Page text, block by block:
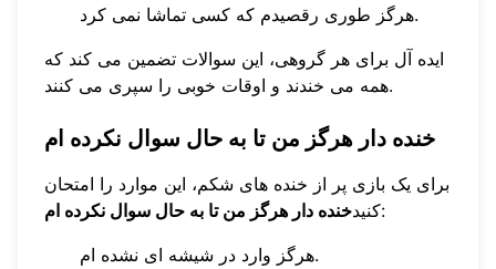
هرگز طوری رقصیدم که کسی تماشا نمی کرد.
ایده آل برای هر گروهی، این سوالات تضمین می کند که
همه می خندند و اوقات خوبی را سپری می کنند.
خنده دار هرگز من تا به حال سوال نکرده ام
برای یک بازی پر از خنده های شکم، این موارد را امتحان
کنیدخنده دار هرگز من تا به حال سوال نکرده ام
:
هرگز وارد در شیشه ای نشده ام.